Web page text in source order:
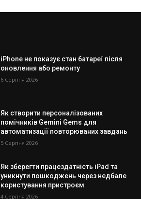
iPhone не показує стан батареї після
оновлення або ремонту
6 Серпня 2026
Як створити персоналізованих
помічників Gemini Gems для
автоматизації повторюваних завдань
5 Серпня 2026
Як зберегти працездатність iPad та
уникнути пошкоджень через недбале
користування пристроєм
4 Серпня 2026